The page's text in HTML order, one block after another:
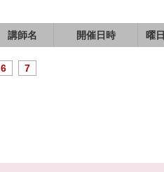
講師名 開催日時 曜日
6 7